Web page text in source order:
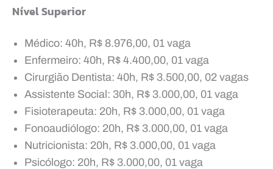
Nível Superior
Médico: 40h, R$ 8.976,00, 01 vaga
Enfermeiro: 40h, R$ 4.400,00, 01 vaga
Cirurgião Dentista: 40h, R$ 3.500,00, 02 vagas
Assistente Social: 30h, R$ 3.000,00, 01 vaga
Fisioterapeuta: 20h, R$ 3.000,00, 01 vaga
Fonoaudiólogo: 20h, R$ 3.000,00, 01 vaga
Nutricionista: 20h, R$ 3.000,00, 01 vaga
Psicólogo: 20h, R$ 3.000,00, 01 vaga